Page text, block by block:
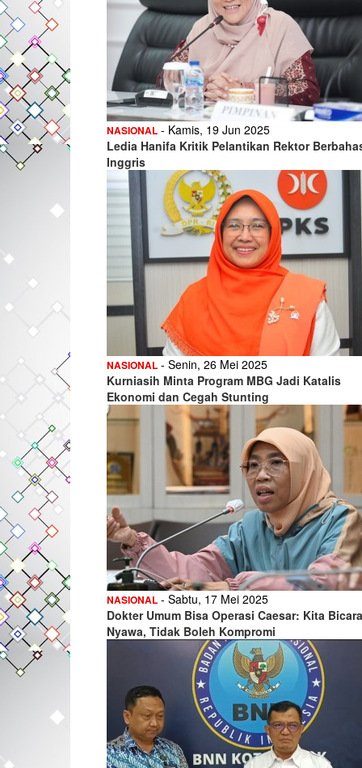
NASIONAL - Kamis, 19 Jun 2025
Ledia Hanifa Kritik Pelantikan Rektor
Inggris
NASIONAL - Senin, 26 Mei 2025
Kurniasih Minta Program MBG Jadi Katalis
Ekonomi dan Cegah Stunting
NASIONAL - Sabtu, 17 Mei 2025
Dokter Umum Bisa Operasi Caesar: Kita Bicara
Nyawa, Tidak Boleh Kompromi